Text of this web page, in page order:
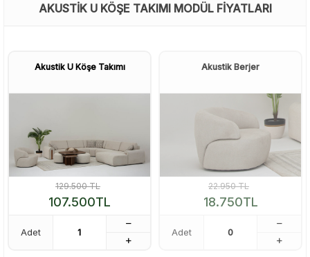
AKUSTIK U KÖŞE TAKIMI MODÜL FIYATLARI
Akustik U Köşe Takımı
129.500TL
107.500TL
Adet
Akustik Berjer
22.950TL
18.750TL
Adet